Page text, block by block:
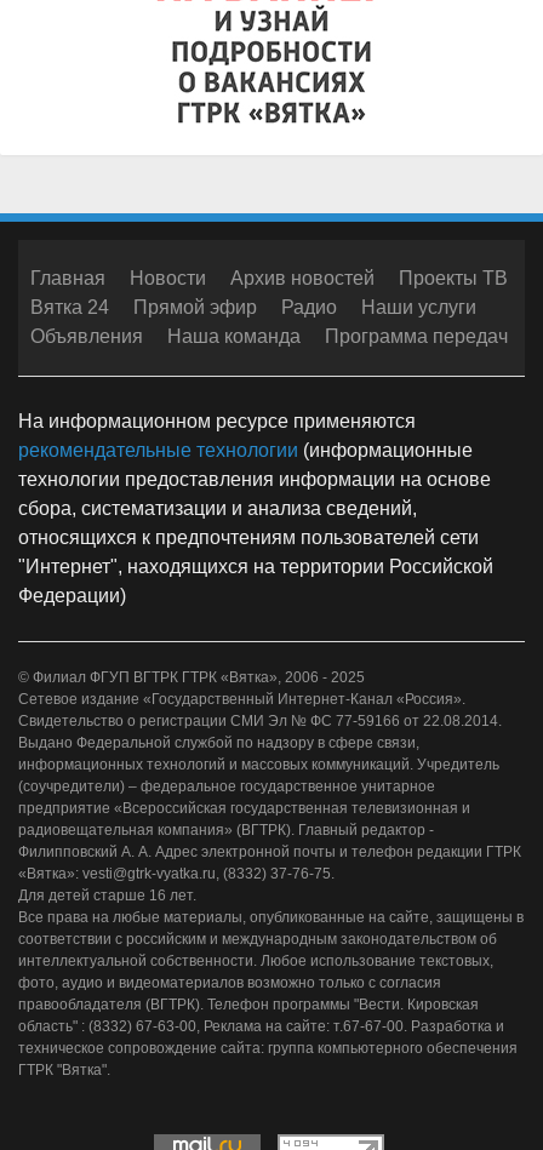
Главная Новости Архив новостей
Проекты ТВ
Вятка 24
Прямой эфир Радио
Наши услуги
Объявления
Наша команда Программа передач
На информационном ресурсе применяются
рекомендательные технологии (информационные
технологии предоставления информации на основе
сбора, систематизации и анализа сведений,
относящихся к предпочтениям пользователей сети
"Интернет", находящихся на территории Российской
Федерации)
© Филиал ФГУП ВГТРК ГТРК «Вятка», 2006 - 2025
Сетевое издание «Государственный Интернет-Канал «Россия».
Свидетельство о регистрации СМИ Эл № ФС 77-59166 от 22.08.2014.
Выдано Федеральной службой по надзору в сфере связи,
информационных технологий и массовых коммуникаций. Учредитель
(соучредители) – федеральное государственное унитарное
предприятие «Всероссийская государственная телевизионная и
радиовещательная компания» (ВГТРК). Главный редактор -
Филипповский А. А. Адрес электронной почты и телефон редакции ГТРК
«Вятка»: vesti@gtrk-vyatka.ru, (8332) 37-76-75.
Для детей старше 16 лет.
Все права на любые материалы, опубликованные на сайте, защищены в
соответствии с российским и международным законодательством об
интеллектуальной собственности. Любое использование текстовых,
фото, аудио и видеоматериалов возможно только с согласия
правообладателя (ВГТРК). Телефон программы "Вести. Кировская
область" : (8332) 67-63-00, Реклама на сайте: т.67-67-00. Разработка и
техническое сопровождение сайта: группа компьютерного обеспечения
ГТРК "Вятка".